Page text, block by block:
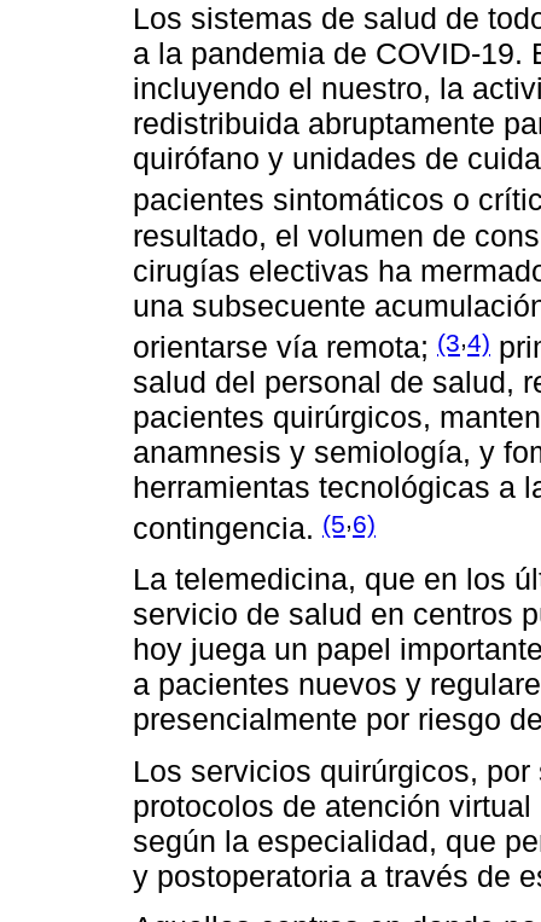
Los sistemas de salud de
a la pandemia de COVID-
incluyendo el nuestro, la
redistribuida abruptamente
quirófano y unidades de
pacientes sintomáticos o
resultado, el volumen de
cirugías electivas ha
una subsecuente
orientarse vía remota; (3 4)
salud del personal de salud,
pacientes quirúrgicos,
anamnesis y semiología, y
herramientas tecnológicas a
contingencia. (5,6)
La telemedicina, que en los
servicio de salud en centros
hoy juega un papel
a pacientes nuevos y
presencialmente por riesgo
Los servicios quirúrgicos,
protocolos de atención
según la especialidad, que
y postoperatoria a través de